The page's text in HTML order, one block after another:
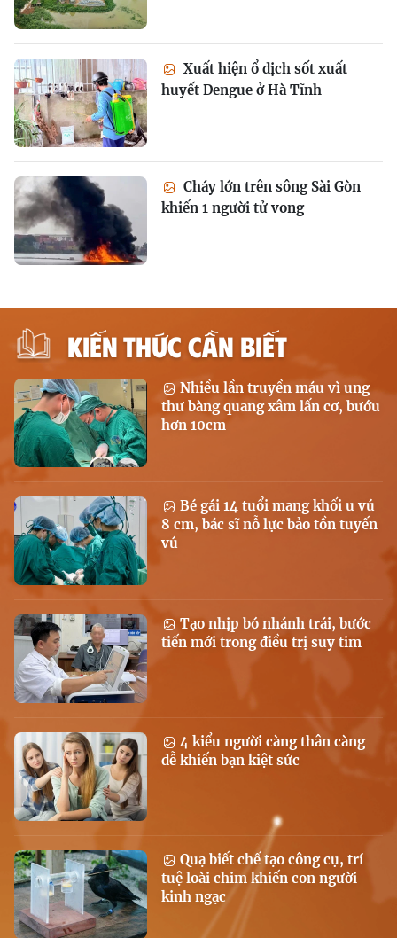
Xuất hiện ổ dịch sốt xuất
huyết Dengue ở Hà Tĩnh
Cháy lớn trên sông Sài Gòn
khiến 1 người tử vong
KIẾN THỨC CẦN BIẾT
Nhiều lần truyền máu vì ung
thư bàng quang xâm lấn cơ, bướu
hơn 10cm
Bé gái 14 tuổi mang khối u vú
8 cm, bác sĩ nỗ lực bảo tồn tuyến
vú
Tạo nhịp bó nhánh trái, bước
tiến mới trong điều trị suy tim
4 kiểu người càng thân càng
dễ khiến bạn kiệt sức
Quạ biết chế tạo công cụ, trí
tuệ loài chim khiến con người
kinh ngạc